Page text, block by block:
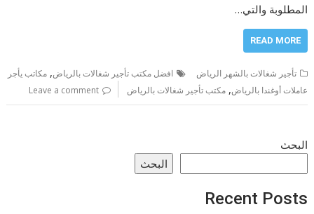
المطلوبة والتي…
READ MORE
تأجير شغالات بالشهر الرياض افضل مكتب تأجير شغالات بالرياض,مكاتب يأجر
عاملات أوغندا بالرياض,مكتب تأجير شغالات بالرياض Leave a comment
البحث
البحث
Recent Posts